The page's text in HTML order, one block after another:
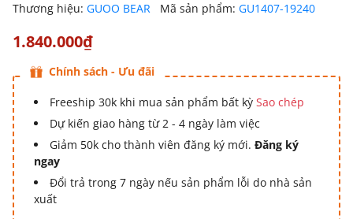
Thương hiệu: GUOO BEAR Mã sản phẩm: GU1407-19240
1.840.000₫
Chính sách - Ưu đãi
Freeship 30k khi mua sản phẩm bất kỳ Sao chép
Dự kiến giao hàng từ 2 - 4 ngày làm việc
Giảm 50k cho thành viên đăng ký mới. Đăng ký
ngay
Đổi trả trong 7 ngày nếu sản phẩm lỗi do nhà sản
xuất